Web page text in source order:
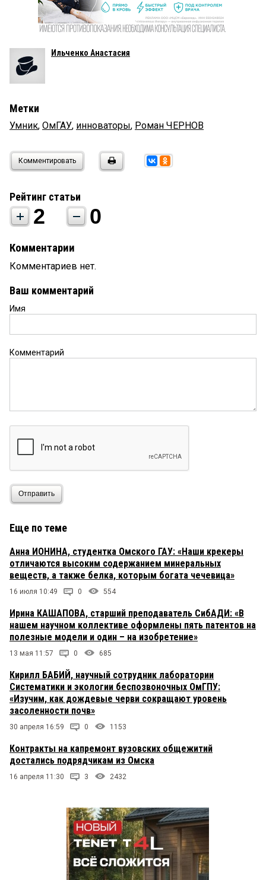
Ильченко Анастасия
Метки
Умник, ОмГАУ, инноваторы, Роман ЧЕРНОВ
Комментировать
Рейтинг статьи
2 0
Комментарии
Комментариев нет.
Ваш комментарий
Имя
Комментарий
Отправить
Еще по теме
Анна ИОНИНА, студентка Омского ГАУ: «Наши крекеры
отличаются высоким содержанием минеральных
веществ, а также белка, которым богата чечевица»
16 июля 10:49 0 554
Ирина КАШАПОВА, старший преподаватель СибАДИ: «В
нашем научном коллективе оформлены пять патентов на
полезные модели и один – на изобретение»
13 мая 11:57 0 685
Кирилл БАБИЙ, научный сотрудник лаборатории
Систематики и экологии беспозвоночных ОмГПУ:
«Изучим, как дождевые черви сокращают уровень
засоленности почв»
30 апреля 16:59 0 1153
Контракты на капремонт вузовских общежитий
достались подрядчикам из Омска
16 апреля 11:30 3 2432